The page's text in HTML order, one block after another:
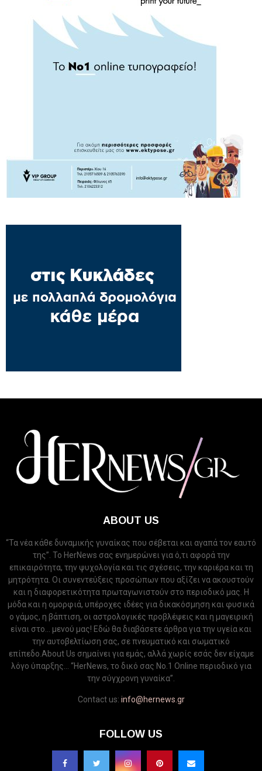
ABOUT US
“Τα νέα κάθε δυναμικής γυναίκας που σέβεται και αγαπά τον εαυτό
της”. Το HerNews σας ενημερώνει για ό,τι αφορά την
επικαιρότητα, την ψυχολογία και τις σχέσεις, την καριέρα και τη
μητρότητα. Οι συνεντεύξεις προσώπων που αξίζει να ακουστούν
και η διαφορετικότητα πρωταγωνιστούν στο περιοδικό μας. Η
μόδα και η ομορφιά, υπέροχες ιδέες για δικακόσμηση και φυσικά
ο γάμος, η βάπτιση, οι αστρολογικές προβλέψεις και η μαγειρική
είναι στο... μενού μας! Εδώ θα διαβάσετε άρθρα για την υγεία και
την αυτοβελτίωση σας, σε πνευματικό και σωματικό
επίπεδο.About Us σημαίνει για εμάς, αλλά χωρίς εσάς δεν είχαμε
λόγο ύπαρξης... “HerNews, το δικό σας Νo.1 Online περιοδικό για
την σύγχρονη γυναίκα”.
Contact us: info@hernews.gr
FOLLOW US